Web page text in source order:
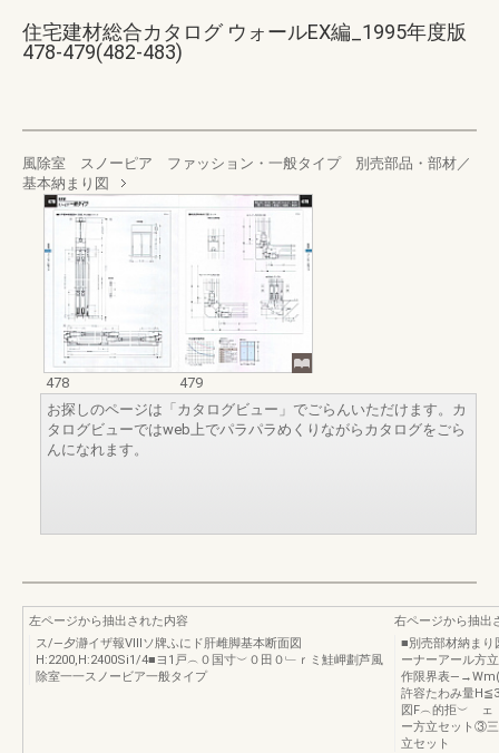
住宅建材総合カタログ ウォールEX編_1995年度版
478-479(482-483)
風除室 スノーピア ファッション・一般タイプ 別売部品・部材／
基本納まり図
478
479
お探しのページは「カタログビュー」でごらんいただけます。カ
タログビューではweb上でパラパラめくりながらカタログをごら
んになれます。
左ページから抽出された内容
ス/―夕瀞イザ報Ⅷソ牌ふにド肝雌脚基本断面図
H:2200,H:2400Si1/4■ヨ1戸︵０国寸︶０田０﹂ｒミ鮭岬劃芦風
除室一一スノービア一般タイプ
右ページから抽出
■別売部材納ま
ーナーアール方
作限界表―→Wm(
許容たわみ量
図F︵的拒
ー方立セット③
立セット